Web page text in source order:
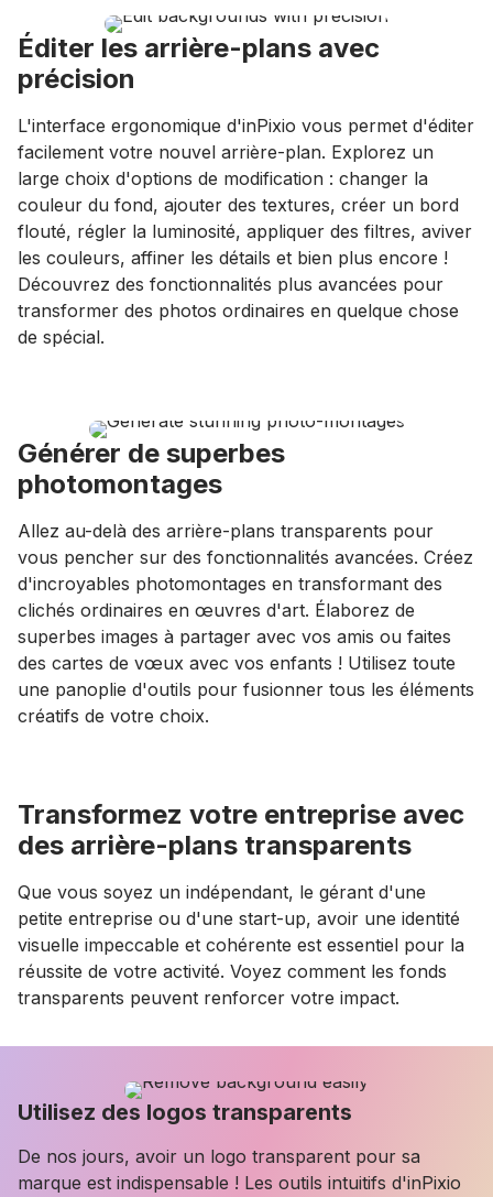
Éditer les arrière-plans avec
précision
L'interface ergonomique d'inPixio vous permet d'éditer
facilement votre nouvel arrière-plan. Explorez un
large choix d'options de modification : changer la
couleur du fond, ajouter des textures, créer un bord
flouté, régler la luminosité, appliquer des filtres, aviver
les couleurs, affiner les détails et bien plus encore !
Découvrez des fonctionnalités plus avancées pour
transformer des photos ordinaires en quelque chose
de spécial.
Générer de superbes
photomontages
Allez au-delà des arrière-plans transparents pour
vous pencher sur des fonctionnalités avancées. Créez
d'incroyables photomontages en transformant des
clichés ordinaires en œuvres d'art. Élaborez de
superbes images à partager avec vos amis ou faites
des cartes de vœux avec vos enfants ! Utilisez toute
une panoplie d'outils pour fusionner tous les éléments
créatifs de votre choix.
Transformez votre entreprise avec
des arrière-plans transparents
Que vous soyez un indépendant, le gérant d'une
petite entreprise ou d'une start-up, avoir une identité
visuelle impeccable et cohérente est essentiel pour la
réussite de votre activité. Voyez comment les fonds
transparents peuvent renforcer votre impact.
Utilisez des logos transparents
De nos jours, avoir un logo transparent pour sa
marque est indispensable ! Les outils intuitifs d'inPixio